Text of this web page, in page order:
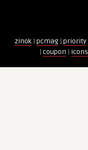
zinok | pcmag | priority
| coupon | icons